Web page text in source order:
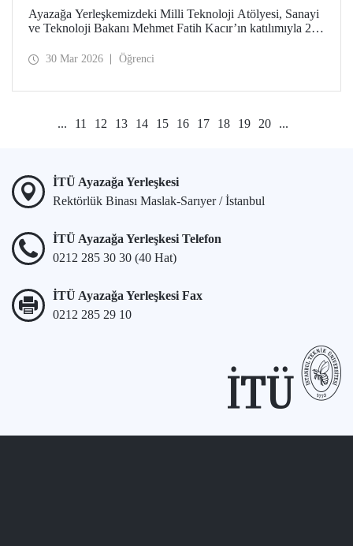
Ayazağa Yerleşkemizdeki Milli Teknoloji Atölyesi, Sanayi
ve Teknoloji Bakanı Mehmet Fatih Kacır’ın katılımıyla 27
30 Mar 2026 Öğrenci
... 11 12 13 14 15 16 17 18 19 20 ...
İTÜ Ayazağa Yerleşkesi
Rektörlük Binası Maslak-Sarıyer / İstanbul
İTÜ Ayazağa Yerleşkesi Telefon
0212 285 30 30 (40 Hat)
İTÜ Ayazağa Yerleşkesi Fax
0212 285 29 10